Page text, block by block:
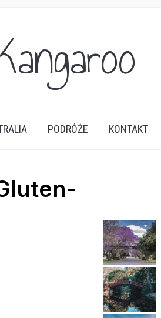
PODRÓŻE KONTAKT